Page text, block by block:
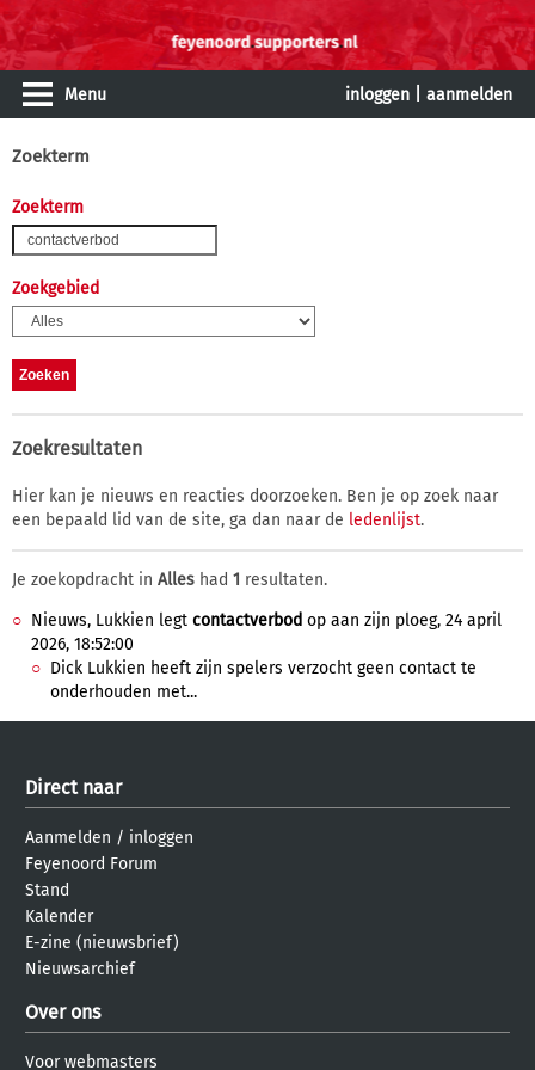
Menu inloggen aanmelden
Zoekterm
Zoekterm
Zoekgebied
Zoekresultaten
Hier kan je nieuws en reacties doorzoeken. Ben je op zoek naar
een bepaald lid van de site, ga dan naar de ledenlijst.
Je zoekopdracht in Alles had 1 resultaten.
Nieuws, Lukkien legt contactverbod op aan zijn ploeg, 24 april
2026, 18:52:00
Dick Lukkien heeft zijn spelers verzocht geen contact te
onderhouden met...
Direct naar
Aanmelden / inloggen
Feyenoord Forum
Stand
Kalender
E-zine (nieuwsbrief)
Nieuwsarchief
Over ons
Voor webmasters